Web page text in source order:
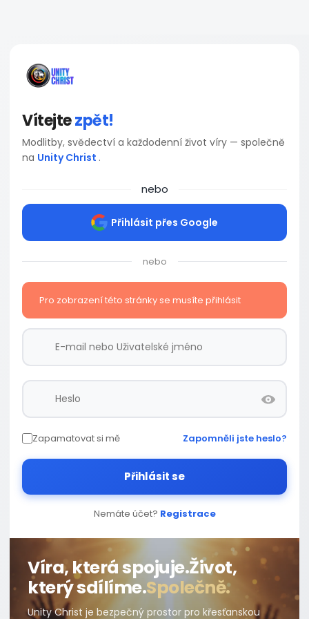
Vítejtezpět!
Modlitby, svědectví a každodenní život víry — společně
na Unity Christ .
nebo
Přihlásit přes Google
nebo
Pro zobrazení této stránky se musíte přihlásit
Zapamatovat si mě Zapomněli jste heslo?
Přihlásit se
Nemáte účet? Registrace
Víra, která spojuje.Život,
který sdílíme.Společně.
Unity Christ je bezpečný prostor pro křesťanskou